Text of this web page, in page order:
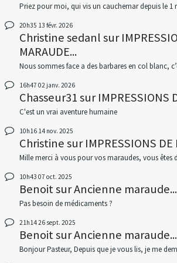
Priez pour moi, qui vis un cauchemar depuis le 1
20h35 13 févr. 2026
Christine sedanlsur
MARAUDE...
Nous sommes face a des barbares en col blanc,
16h47 02 janv. 2026
Chasseur31surIMPRESSIONS
C'est un vrai aventure humaine
10h16 14 nov. 2025
ChristinesurIMPRESSIONS DE
Mille merci à vous pour vos maraudes, vous êtes
10h43 07 oct. 2025
BenoitsurAncienne
Pas besoin de médicaments ?
21h1426 sept. 2025
BenoitsurAncienne
Bonjour Pasteur, Depuis que je vous lis, je me